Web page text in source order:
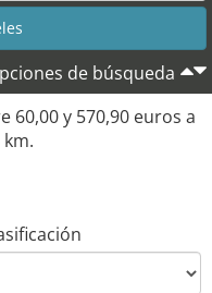
de búsqueda
60,00 y 570,90 euros a